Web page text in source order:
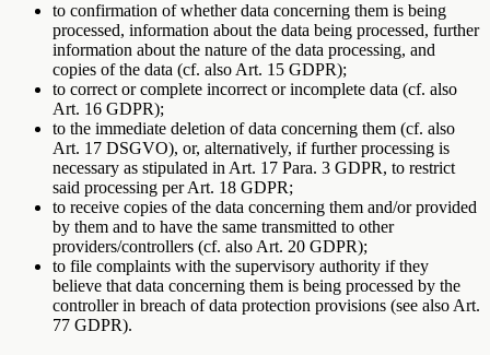
to confirmation of whether data concerning them is being
processed, information about the data being processed, further
information about the nature of the data processing, and
copies of the data (cf. also Art. 15 GDPR);
to correct or complete incorrect or incomplete data (cf. also
Art. 16 GDPR);
to the immediate deletion of data concerning them (cf. also
Art. 17 DSGVO), or, alternatively, if further processing is
necessary as stipulated in Art. 17 Para. 3 GDPR, to restrict
said processing per Art. 18 GDPR;
to receive copies of the data concerning them and/or provided
by them and to have the same transmitted to other
providers/controllers (cf. also Art. 20 GDPR);
to file complaints with the supervisory authority if they
believe that data concerning them is being processed by the
controller in breach of data protection provisions (see also Art.
77 GDPR).